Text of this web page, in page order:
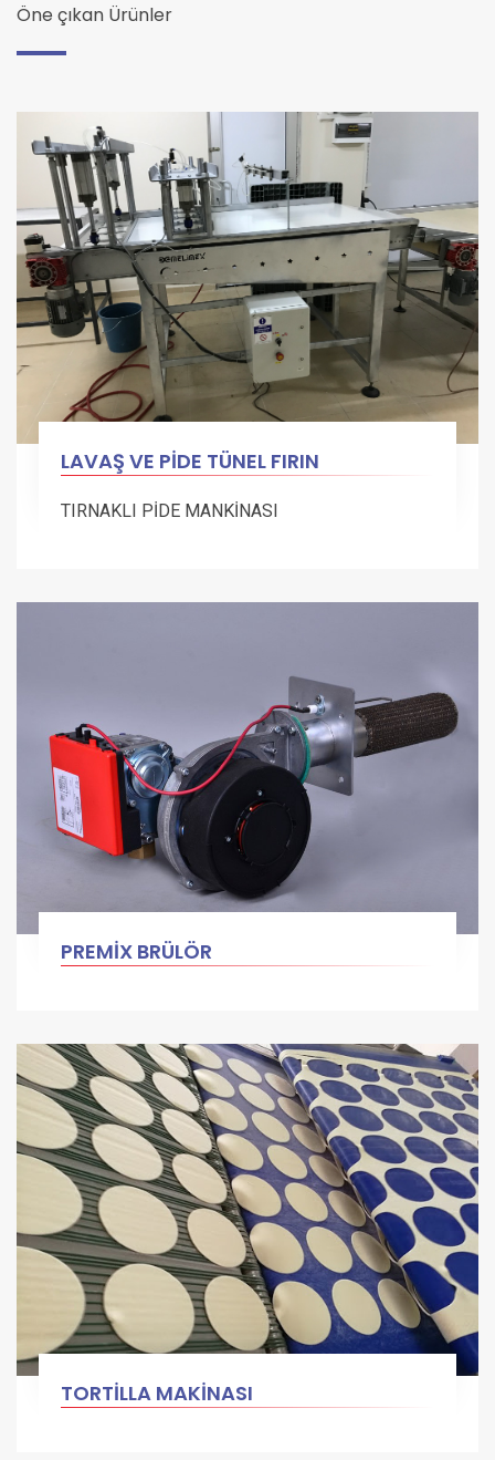
Öne çıkan Ürünler
LAVAŞ VE PİDE TÜNEL FIRIN
TIRNAKLI PİDE MANKİNASI
PREMİX BRÜLÖR
TORTİLLA MAKİNASI